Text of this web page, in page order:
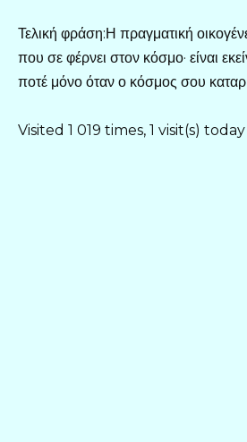
Τελική φράση:Η πραγματική
που σε φέρνει στον κόσμο· είναι
ποτέ μόνο όταν ο κόσμος σου
Visited 1 019 times, 1 visit(s) today